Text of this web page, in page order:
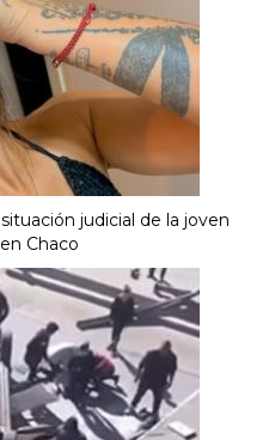
judicial de la joven
Chaco